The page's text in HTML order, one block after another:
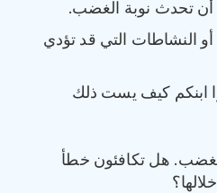
أن تحدث نوبة الغضب.
أو النشاطات التي قد تؤدي
ابنكم كيف يست ذلك
هل تكافئون خطأ